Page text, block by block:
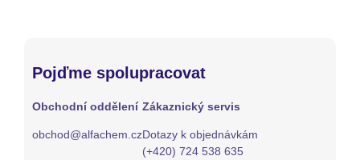
Pojďme spolupracovat
Obchodní oddělení
obchod@alfachem.cz
Zákaznický servis
Dotazy k objednávkám
(+420) 724 538 635